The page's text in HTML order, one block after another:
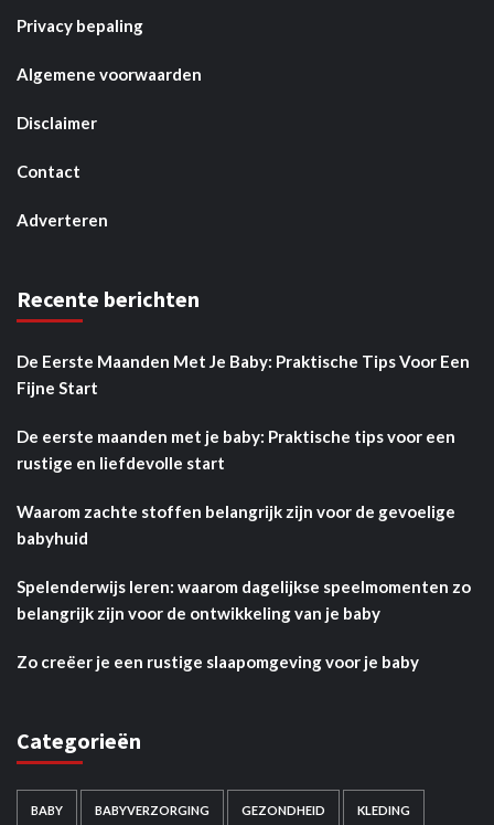
Privacy bepaling
Algemene voorwaarden
Disclaimer
Contact
Adverteren
Recente berichten
De Eerste Maanden Met Je Baby: Praktische Tips Voor Een
Fijne Start
De eerste maanden met je baby: Praktische tips voor een
rustige en liefdevolle start
Waarom zachte stoffen belangrijk zijn voor de gevoelige
babyhuid
Spelenderwijs leren: waarom dagelijkse speelmomenten zo
belangrijk zijn voor de ontwikkeling van je baby
Zo creëer je een rustige slaapomgeving voor je baby
Categorieën
BABY BABYVERZORGING GEZONDHEID KLEDING